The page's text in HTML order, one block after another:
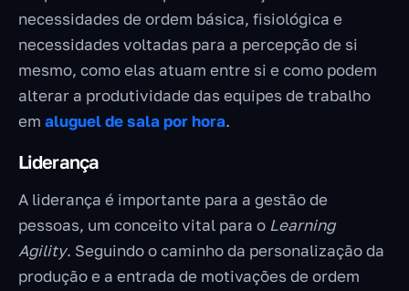
necessidades de ordem básica, fisiológica e
necessidades voltadas para a percepção de si
mesmo, como elas atuam entre si e como podem
alterar a produtividade das equipes de trabalho
em aluguel de sala por hora.
Liderança
A liderança é importante para a gestão de
pessoas, um conceito vital para o Learning
Agility. Seguindo o caminho da personalização da
produção e a entrada de motivações de ordem